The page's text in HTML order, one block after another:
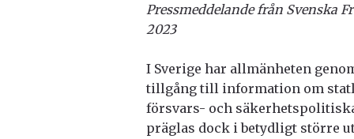
Pressmeddelande från Svenska
2023
I Sverige har allmänheten
tillgång till information om
försvars- och
präglas dock i betydligt större